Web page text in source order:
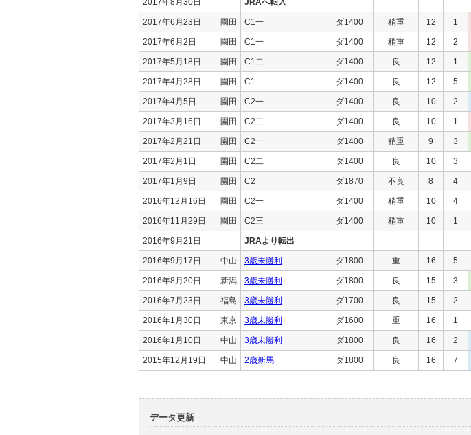
2017年8月30日 JRAへ転入
2017年6月23日 園田 C1一 ダ1400 稍重 12 1
2017年6月2日 園田 C1一 ダ1400 稍重 12 2
2017年5月18日 園田 C1二 ダ1400 良 12 1
2017年4月28日 園田 C1 ダ1400 良 12 5
2017年4月5日 園田 C2一 ダ1400 良 10 2
2017年3月16日 園田 C2二 ダ1400 良 10 1
2017年2月21日 園田 C2一 ダ1400 稍重 9 3
2017年2月1日 園田 C2二 ダ1400 良 10 3
2017年1月9日 園田 C2 ダ1870 不良 8 4
2016年12月16日 園田 C2一 ダ1400 稍重 10 4
2016年11月29日 園田 C2三 ダ1400 稍重 10 1
2016年9月21日 JRAより転出
2016年9月17日 中山 3歳未勝利 ダ1800 重 16 5
2016年8月20日 新潟 3歳未勝利 ダ1800 良 15 3
2016年7月23日 福島 3歳未勝利 ダ1700 良 15 2
2016年1月30日 東京 3歳未勝利 ダ1600 重 16 1
2016年1月10日 中山 3歳未勝利 ダ1800 良 16 2
2015年12月19日 中山 2歳新馬 ダ1800 良 16 7
データ更新